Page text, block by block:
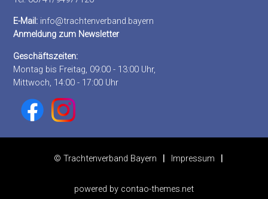
E-Mail: info@trachtenverband.bayern
Anmeldung zum Newsletter
Geschäftszeiten:
Montag bis Freitag, 09:00 - 13:00 Uhr,
Mittwoch, 14:00 - 17:00 Uhr
© Trachtenverband Bayern Impressum
powered by contao-themes.net